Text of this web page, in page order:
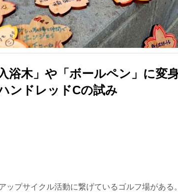
浴木」や「ボールペン」に変
ンドレッドCの試み
ップサイクル活動に繋げているゴルフ場がある